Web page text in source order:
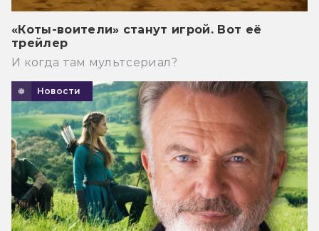
«Коты-воители» станут игрой. Вот её
трейлер
И когда там мультсериал?
Новости